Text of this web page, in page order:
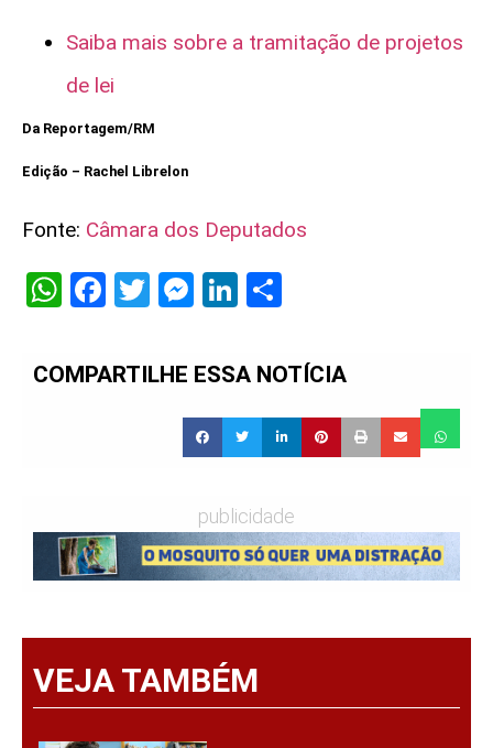
Saiba mais sobre a tramitação de projetos
de lei
Da Reportagem/RM
Edição – Rachel Librelon
Fonte: Câmara dos Deputados
WhatsApp
Facebook
Twitter
Messenger
LinkedIn
COMPARTILHE ESSA NOTÍCIA
publicidade
VEJA TAMBÉM